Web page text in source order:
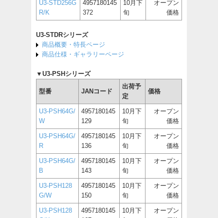
U3-STD256G
R/K
4957180145
372
10月下
旬
オープン
価格
U3-STDRシリーズ
商品概要・特長ページ
商品仕様・ギャラリーページ
▼U3-PSHシリーズ
型番 JANコード
出荷予
定
価格
U3-PSH64G/
W
4957180145
129
10月下
旬
オープン
価格
U3-PSH64G/
R
4957180145
136
10月下
旬
オープン
価格
U3-PSH64G/
B
4957180145
143
10月下
旬
オープン
価格
U3-PSH128
G/W
4957180145
150
10月下
旬
オープン
価格
U3-PSH128
4957180145
10月下
オープン